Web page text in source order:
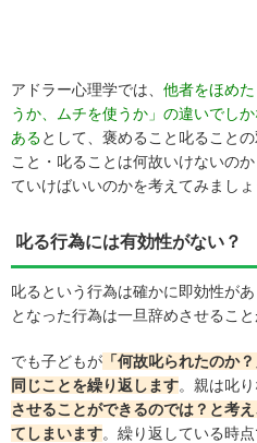
アドラー心理学では、 他者をほめ
うか、ムチを使うか」の違いでし
あるとして、褒めること叱ること
こと・叱ることは何故いけないの
ていけばいいのかを考えてみましょ
叱る行為には有効性がない？
叱るという行為は確かに即効性が
となった行為は一旦辞めさせること
でも子どもが 「何故叱られたのか
同じことを繰り返します。親は叱
させることができるのでは？と考
てしまいます。繰り返している時